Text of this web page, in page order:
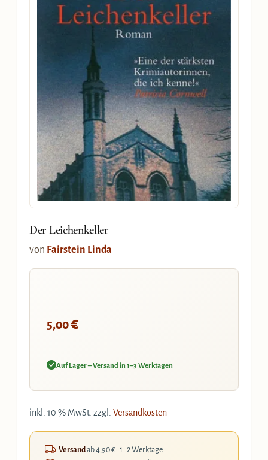
Der Leichenkeller
von Fairstein Linda
5,00€
Auf Lager – Versand in 1–3 Werktagen
inkl. 10 % MwSt. zzgl. Versandkosten
Versandab 4,90 € · 1–2 Werktage